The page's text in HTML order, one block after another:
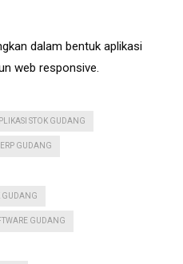
dalam bentuk aplikasi
web responsive.
STOK GUDANG
ERP GUDANG
GUDANG
GUDANG